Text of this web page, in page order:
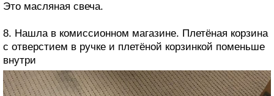
Это масляная свеча.
8. Нашла в комиссионном магазине. Плетёная корзина
с отверстием в ручке и плетёной корзинкой поменьше
внутри